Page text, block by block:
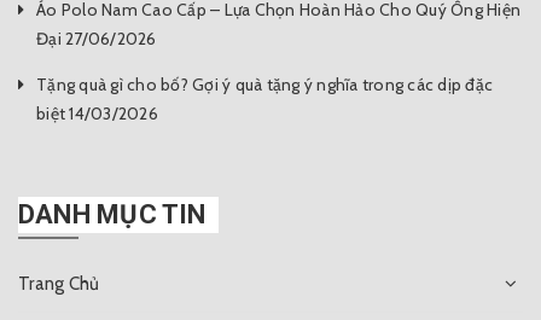
Áo Polo Nam Cao Cấp – Lựa Chọn Hoàn Hảo Cho Quý Ông Hiện
Đại 27/06/2026
Tặng quà gì cho bố? Gợi ý quà tặng ý nghĩa trong các dịp đặc
biệt 14/03/2026
DANH MỤC TIN
Trang Chủ